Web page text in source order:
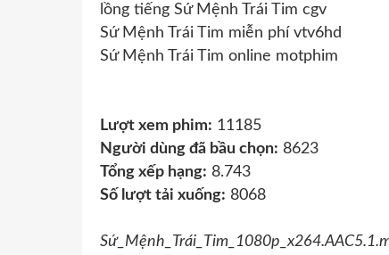
lồng tiếng Sứ Mệnh Trái Tim cgv
Sứ Mệnh Trái Tim miễn phí vtv6hd
Sứ Mệnh Trái Tim online motphim
Lượt xem phim: 11185
Người dùng đã bầu chọn: 8623
Tổng xếp hạng: 8.743
Số lượt tải xuống: 8068